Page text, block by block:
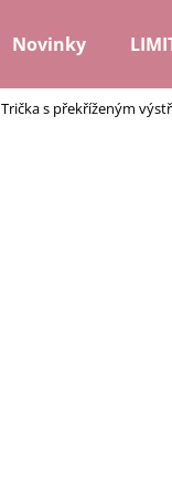
Novinky
Trička s překříženým